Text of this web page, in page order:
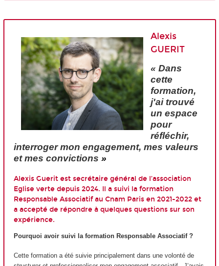
Alexis
GUERIT
« Dans
cette
formation,
j'ai trouvé
un espace
pour
réfléchir,
interroger mon engagement, mes valeurs
et mes convictions »
Alexis Guerit est secrétaire général de l’association
Eglise verte depuis 2024. Il a suivi la formation
Responsable Associatif au Cnam Paris en 2021-2022 et
a accepté de répondre à quelques questions sur son
expérience.
Pourquoi avoir suivi la formation Responsable Associatif ?
Cette formation a été suivie principalement dans une volonté de